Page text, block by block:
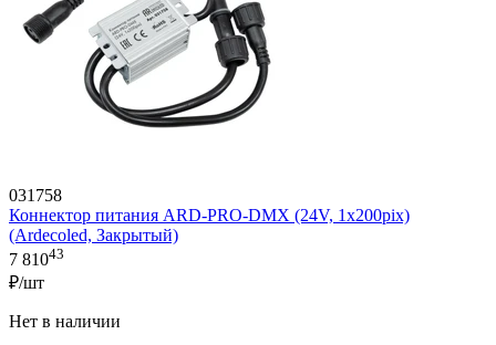
031758
Коннектор питания ARD-PRO-DMX (24V, 1x200pix)
(Ardecoled, Закрытый)
7 81043
₽/шт
Нет в наличии